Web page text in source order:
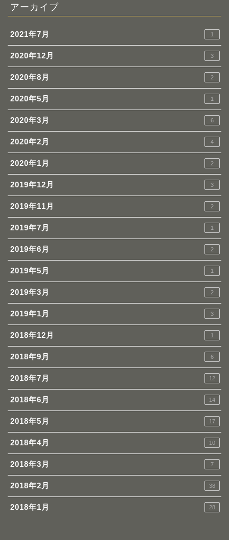
アーカイブ
2021年7月 1
2020年12月 3
2020年8月 2
2020年5月 1
2020年3月 6
2020年2月 4
2020年1月 2
2019年12月 3
2019年11月 2
2019年7月 1
2019年6月 2
2019年5月 1
2019年3月 2
2019年1月 3
2018年12月 1
2018年9月 6
2018年7月 12
2018年6月 14
2018年5月 17
2018年4月 10
2018年3月 7
2018年2月 38
2018年1月 28